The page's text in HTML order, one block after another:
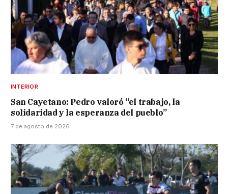
INTERIOR
San Cayetano: Pedro valoró “el trabajo, la
solidaridad y la esperanza del pueblo”
7 de agosto de 2026